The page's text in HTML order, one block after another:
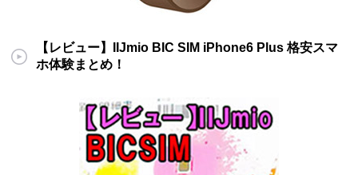
【レビュー】IIJmio BIC SIM iPhone6 Plus 格安スマ
ホ体験まとめ！